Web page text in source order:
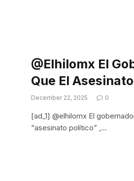
@elhilomx El
Que El
December 22, 2025 0
[ad_1] @elhilomx El
“asesinato político” ,…